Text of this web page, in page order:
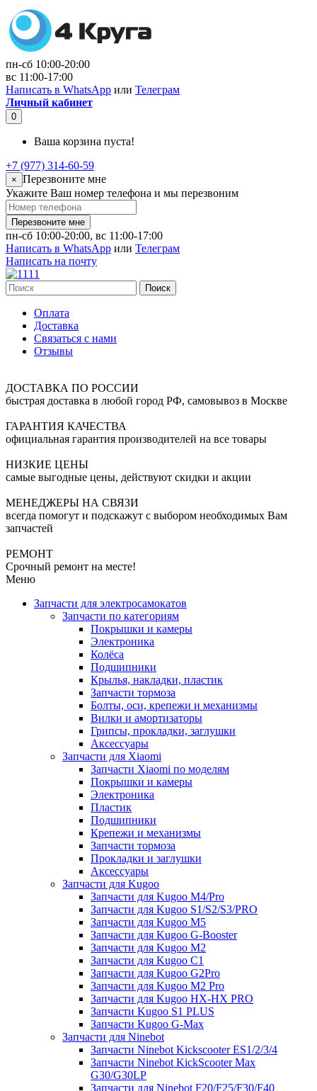
пн-сб 10:00-20:00
вс 11:00-17:00
Написать в WhatsApp или Телеграм
Личный кабинет
0
Ваша корзина пуста!
+7 (977) 314-60-59
× Перезвоните мне
Укажите Ваш номер телефона и мы перезвоним
Перезвоните мне
пн-сб 10:00-20:00, вс 11:00-17:00
Написать в WhatsApp или Телеграм
Написать на почту
Поиск
Оплата
Доставка
Связаться с нами
Отзывы
ДОСТАВКА ПО РОССИИ
быстрая доставка в любой город РФ, самовывоз в Москве
ГАРАНТИЯ КАЧЕСТВА
официальная гарантия производителей на все товары
НИЗКИЕ ЦЕНЫ
самые выгодные цены, действуют скидки и акции
МЕНЕДЖЕРЫ НА СВЯЗИ
всегда помогут и подскажут с выбором необходимых Вам
запчастей
РЕМОНТ
Срочный ремонт на месте!
Меню
Запчасти для электросамокатов
Запчасти по категориям
Покрышки и камеры
Электроника
Колёса
Подшипники
Крылья, накладки, пластик
Запчасти тормоза
Болты, оси, крепежи и механизмы
Вилки и амортизаторы
Грипсы, прокладки, заглушки
Аксессуары
Запчасти для Xiaomi
Запчасти Xiaomi по моделям
Покрышки и камеры
Электроника
Пластик
Подшипники
Крепежи и механизмы
Запчасти тормоза
Прокладки и заглушки
Аксессуары
Запчасти для Kugoo
Запчасти для Kugoo M4/Pro
Запчасти для Kugoo S1/S2/S3/PRO
Запчасти для Kugoo M5
Запчасти для Kugoo G-Booster
Запчасти для Kugoo M2
Запчасти для Kugoo C1
Запчасти для Kugoo G2Pro
Запчасти для Kugoo M2 Pro
Запчасти для Kugoo HX-HX PRO
Запчасти Kugoo S1 PLUS
Запчасти Kugoo G-Max
Запчасти для Ninebot
Запчасти Ninebot Kickscooter ES1/2/3/4
Запчасти Ninebot KickScooter Max
G30/G30LP
Запчасти для Ninebot F20/F25/F30/F40